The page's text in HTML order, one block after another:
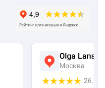
Olga
Москва